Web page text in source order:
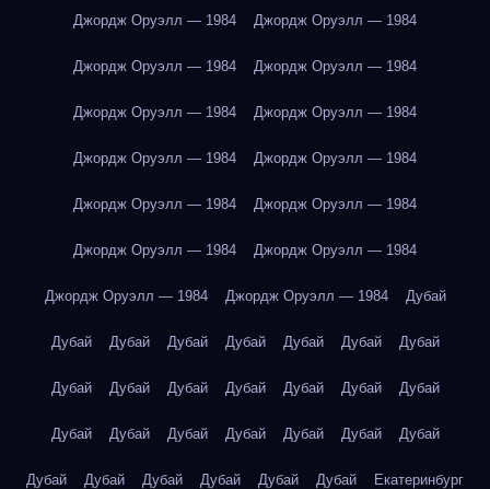
Джордж Оруэлл — 1984 Джордж Оруэлл — 1984
Джордж Оруэлл — 1984 Джордж Оруэлл — 1984
Джордж Оруэлл — 1984 Джордж Оруэлл — 1984
Джордж Оруэлл — 1984 Джордж Оруэлл — 1984
Джордж Оруэлл — 1984 Джордж Оруэлл — 1984
Джордж Оруэлл — 1984 Джордж Оруэлл — 1984
Джордж Оруэлл — 1984 Джордж Оруэлл — 1984 Дубай
Дубай Дубай Дубай Дубай Дубай Дубай Дубай
Дубай Дубай Дубай Дубай Дубай Дубай Дубай
Дубай Дубай Дубай Дубай Дубай Дубай Дубай
Дубай Дубай Дубай Дубай Дубай Дубай Екатеринбург